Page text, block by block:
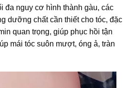
đa nguy cơ hình thành gàu, các
dưỡng chất cần thiết cho tóc, đặc
quan trọng, giúp phục hồi tận
mái tóc suôn mượt, óng ả, tràn